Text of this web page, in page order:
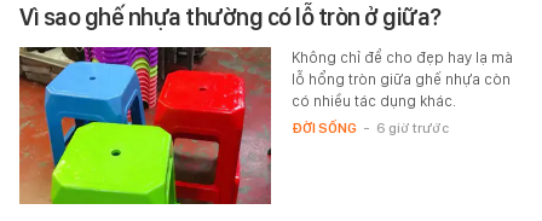
Vì sao ghế nhựa thường có lỗ tròn ở giữa?
Không chỉ để cho đẹp hay lạ mà
lỗ hổng tròn giữa ghế nhựa còn
có nhiều tác dụng khác.
ĐỜI SỐNG - 6 giờ trước